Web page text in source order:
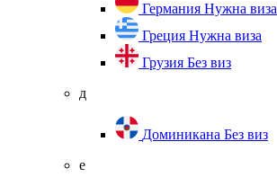
Германия Нужна виза
Греция Нужна виза
Грузия Без виз
д
Доминикана Без виз
е